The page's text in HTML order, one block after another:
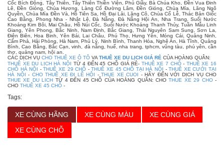
Cốc Bích Động, Tây Thiên, Tây Thiên Thiền Viện, Phủ Giầy, Bà Chúa Kho, Đền Vua Đinh
Lê, Đền Gióng, Chùa Hương, Làng Cổ Đường Lâm, Đền Gióng, Chùa Mía, Lăng Ngô
Quyền, Chùa Mía Đền Và, Hồ Tiên Sa, Hồ Đại Lải, Lăng Cô, Chùa Cổ Lễ, Thác Bản Giốc
Cao Bằng, Phong Nha - Nhật Lệ, Đà Nẵng, Đà Nẵng Hội An, Nha Trang, Suối Nước
Khoáng Kim Bôi, Mai Châu, Hồ Núi Cốc, Suối Nước Khoáng Thanh Thủy, Tuần Mẫu Linh
Giang, Yên Phong, Bắc Ninh, Nam Định, Bắc Giang, Thái Nguyên Sam Sung, Sơn La,
Điện Biên, Hoa Binh, Yên Bái, Lai Châu, Phú Thọ, Hưng Yên, Móng Cái, Quảng Ninh,
Cẩm Phả, Hải Phòng, Hà Nam, Phủ Lý, Ninh Bình, Thanh Hóa, Nghệ An, Hà Tĩnh, Quảng
Bình, Cao Bằng, Bắc Cạn, vinh, đà nẵng, huế, nha trang, tphcm, vũng tàu, phú yên, cần
thơ, quảng nam, hội an.
CÁC DỊCH VỤ CHO THUÊ XE Ô TÔ VA THUÊ XE DU LỊCH GIÁ RẺ CỦA HOÀNG QUÂN:
THUÊ XE DU LỊCH HÀ NỘI TỪ 4 ĐẾN 45 CHỖ GIÁ RẺ- THUÊ XE 7 CHỖ- THUÊ XE 16
CHỖ HÀ NỘI -THUÊ XE 29 CHỖ -THUÊ XE 45 CHỖ TẠI HÀ NỘI -THUÊ XE CƯỚI TẠI
HÀ NỘI - CHO THUÊ XE ĐI LỄ HỘI -THUE XE CUOI - HÃY ĐẾN VỚI DỊCH VỤ CHO
THUE XE DU LICH TỪ 4 ĐẾN 45 CHỖ CỦA HOÀNG QUÂN: CHOTHUE XE 29 CHO-
CHO THUÊ XE 45 CHỖ -
Tags:
XE CÙNG HÃNG XE CÙNG MÀU
XE CÙNG GIÁ
XE CÙNG CHỖ